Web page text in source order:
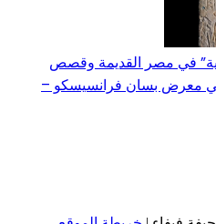
في مصر القديمة وقصص
معرض بسان فرانسيسكو –